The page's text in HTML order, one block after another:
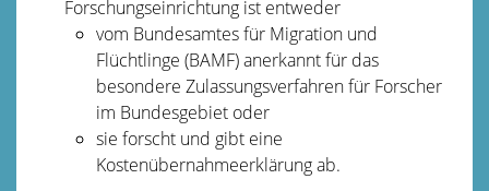
Forschungseinrichtung ist entweder
vom Bundesamtes für Migration und
Flüchtlinge (BAMF) anerkannt für das
besondere Zulassungsverfahren für Forscher
im Bundesgebiet oder
sie forscht und gibt eine
Kostenübernahmeerklärung ab.